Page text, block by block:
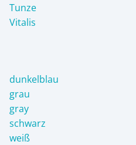
Tunze
Vitalis
dunkelblau
grau
gray
schwarz
weiß